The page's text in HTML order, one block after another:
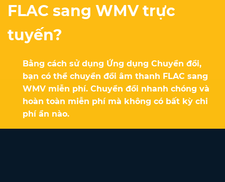
FLAC sang WMV trực
tuyến?
Bằng cách sử dụng Ứng dụng Chuyển đổi,
bạn có thể chuyển đổi âm thanh FLAC sang
WMV miễn phí. Chuyển đổi nhanh chóng và
hoàn toàn miễn phí mà không có bất kỳ chi
phí ẩn nào.